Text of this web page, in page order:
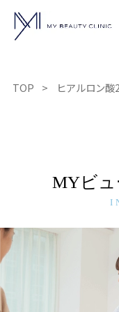
TOP ヒアルロン酸2
MYビ